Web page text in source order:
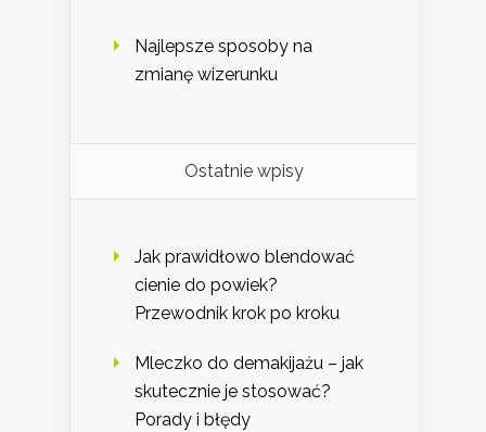
Najlepsze sposoby na
zmianę wizerunku
Ostatnie wpisy
Jak prawidłowo blendować
cienie do powiek?
Przewodnik krok po kroku
Mleczko do demakijażu – jak
skutecznie je stosować?
Porady i błędy